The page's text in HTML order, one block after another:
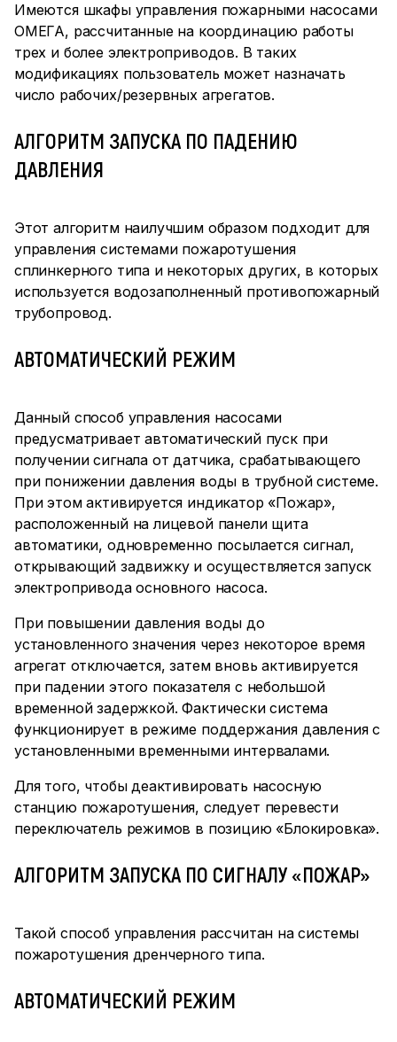
Имеются шкафы управления пожарными насосами
ОМЕГА, рассчитанные на координацию работы
трех и более электроприводов. В таких
модификациях пользователь может назначать
число рабочих/резервных агрегатов.
АЛГОРИТМ ЗАПУСКА ПО ПАДЕНИЮ
ДАВЛЕНИЯ
Этот алгоритм наилучшим образом подходит для
управления системами пожаротушения
сплинкерного типа и некоторых других, в которых
используется водозаполненный противопожарный
трубопровод.
АВТОМАТИЧЕСКИЙ РЕЖИМ
Данный способ управления насосами
предусматривает автоматический пуск при
получении сигнала от датчика, срабатывающего
при понижении давления воды в трубной системе.
При этом активируется индикатор «Пожар»,
расположенный на лицевой панели щита
автоматики, одновременно посылается сигнал,
открывающий задвижку и осуществляется запуск
электропривода основного насоса.
При повышении давления воды до
установленного значения через некоторое время
агрегат отключается, затем вновь активируется
при падении этого показателя с небольшой
временной задержкой. Фактически система
функционирует в режиме поддержания давления с
установленными временными интервалами.
Для того, чтобы деактивировать насосную
станцию пожаротушения, следует перевести
переключатель режимов в позицию «Блокировка».
АЛГОРИТМ ЗАПУСКА ПО СИГНАЛУ «ПОЖАР»
Такой способ управления рассчитан на системы
пожаротушения дренчерного типа.
АВТОМАТИЧЕСКИЙ РЕЖИМ